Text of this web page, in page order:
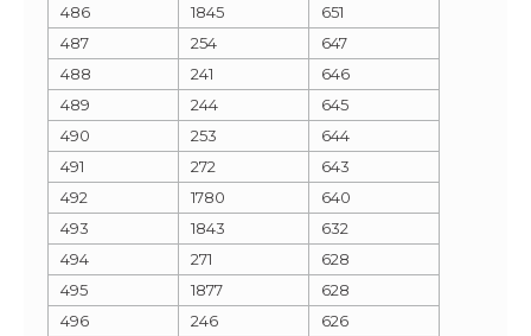
486
1845
651
487
254
647
488
241
646
489
244
645
490
253
644
491
272
643
492
1780
640
493
1843
632
494
271
628
495
1877
628
496
246
626